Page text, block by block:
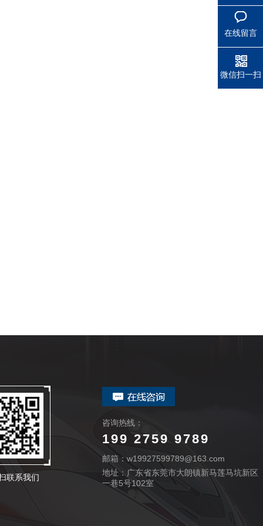
联系我们
咨询热线：
199 2759 9789
邮箱：w19927599789@163.com
地址：广东省东莞市大朗镇新马莲马坑新区
一巷5号102室
在线留言
微信扫一扫